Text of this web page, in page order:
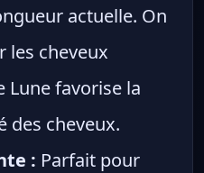
actuelle. On
les cheveux
Lune favorise la
des cheveux.
: Parfait pour